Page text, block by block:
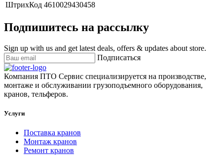
ШтрихКод 4610029430458
Подпишитесь на рассылку
Sign up with us and get latest deals, offers & updates about store.
Подписаться
Компания ПТО Сервис специализируется на производстве,
монтаже и обслуживании грузоподъемного оборудования,
кранов, тельферов.
Услуги
Поставка кранов
Монтаж кранов
Ремонт кранов